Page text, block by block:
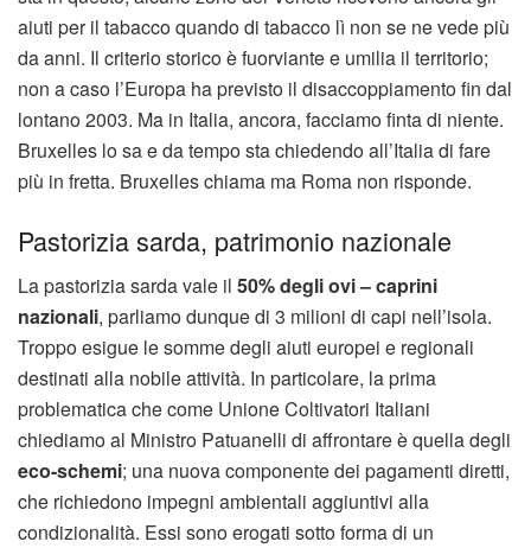
aiuti per il tabacco quando di tabacco lì non se ne vede più
da anni. Il criterio storico è fuorviante e umilia il territorio;
non a caso l’Europa ha previsto il disaccoppiamento fin dal
lontano 2003. Ma in Italia, ancora, facciamo finta di niente.
Bruxelles lo sa e da tempo sta chiedendo all’Italia di fare
più in fretta. Bruxelles chiama ma Roma non risponde.
Pastorizia sarda, patrimonio nazionale
La pastorizia sarda vale il 50% degli ovi – caprini
nazionali, parliamo dunque di 3 milioni di capi nell’isola.
Troppo esigue le somme degli aiuti europei e regionali
destinati alla nobile attività. In particolare, la prima
problematica che come Unione Coltivatori Italiani
chiediamo al Ministro Patuanelli di affrontare è quella degli
eco-schemi; una nuova componente dei pagamenti diretti,
che richiedono impegni ambientali aggiuntivi alla
condizionalità. Essi sono erogati sotto forma di un